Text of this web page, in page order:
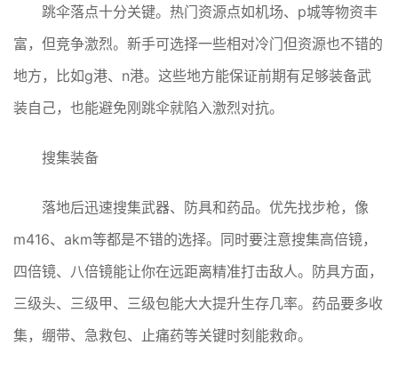
跳伞落点十分关键。热门资源点如机场、p城等物资丰
富，但竞争激烈。新手可选择一些相对冷门但资源也不错的
地方，比如g港、n港。这些地方能保证前期有足够装备武
装自己，也能避免刚跳伞就陷入激烈对抗。
搜集装备
落地后迅速搜集武器、防具和药品。优先找步枪，像
m416、akm等都是不错的选择。同时要注意搜集高倍镜，
四倍镜、八倍镜能让你在远距离精准打击敌人。防具方面，
三级头、三级甲、三级包能大大提升生存几率。药品要多收
集，绷带、急救包、止痛药等关键时刻能救命。